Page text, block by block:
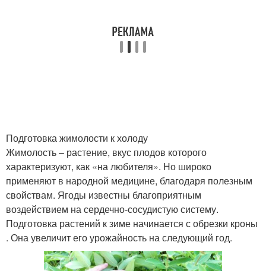
Подготовка жимолости к холоду
Жимолость – растение, вкус плодов которого
характеризуют, как «на любителя». Но широко
применяют в народной медицине, благодаря полезным
свойствам. Ягоды известны благоприятным
воздействием на сердечно-сосудистую систему.
Подготовка растений к зиме начинается с обрезки кроны
. Она увеличит его урожайность на следующий год.